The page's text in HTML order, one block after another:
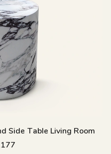
Side Table Living Room